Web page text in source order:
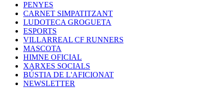
PENYES
CARNET SIMPATITZANT
LUDOTECA GROGUETA
ESPORTS
VILLARREAL CF RUNNERS
MASCOTA
HIMNE OFICIAL
XARXES SOCIALS
BÚSTIA DE L'AFICIONAT
NEWSLETTER